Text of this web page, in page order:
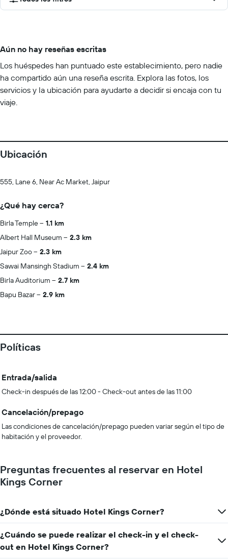
Aún no hay reseñas escritas
Los huéspedes han puntuado este establecimiento, pero nadie
ha compartido aún una reseña escrita. Explora las fotos, los
servicios y la ubicación para ayudarte a decidir si encaja con tu
viaje.
Ubicación
555, Lane 6, Near Ac Market, Jaipur
¿Qué hay cerca?
Birla Temple
1.1 km
Albert Hall Museum
2.3 km
Jaipur Zoo
2.3 km
Sawai Mansingh Stadium
2.4 km
Birla Auditorium
2.7 km
Bapu Bazar
2.9 km
Políticas
Entrada/salida
Check-in después de las 12:00 - Check-out antes de las 11:00
Cancelación/prepago
Las condiciones de cancelación/prepago pueden variar según el tipo de
habitación y el proveedor.
Preguntas frecuentes al reservar en Hotel
Kings Corner
¿Dónde está situado Hotel Kings Corner?
¿Cuándo se puede realizar el check-in y el check-
out en Hotel Kings Corner?